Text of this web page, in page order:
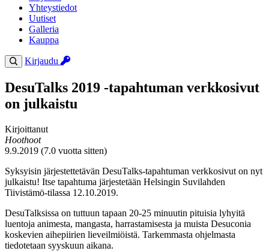
Yhteystiedot
Uutiset
Galleria
Kauppa
Kirjaudu
DesuTalks 2019 -tapahtuman verkkosivut
on julkaistu
Kirjoittanut
Hoothoot
9.9.2019 (7.0 vuotta sitten)
Syksyisin järjestettetävän DesuTalks-tapahtuman verkkosivut on nyt
julkaistu! Itse tapahtuma järjestetään Helsingin Suvilahden
Tiivistämö-tilassa 12.10.2019.
DesuTalksissa on tuttuun tapaan 20-25 minuutin pituisia lyhyitä
luentoja animesta, mangasta, harrastamisesta ja muista Desuconia
koskevien aihepiirien lieveilmiöistä. Tarkemmasta ohjelmasta
tiedotetaan syyskuun aikana.